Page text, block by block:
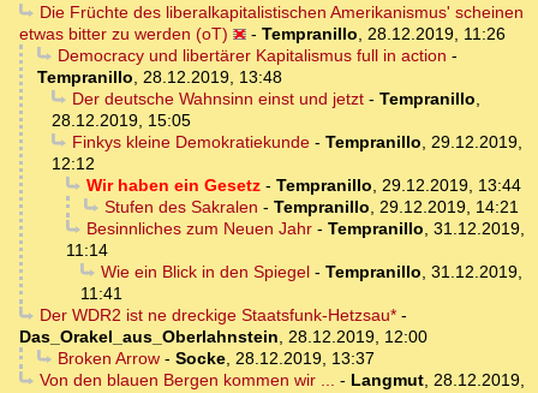
Die Früchte des liberalkapitalistischen Amerikanismus' scheinen
etwas bitter zu werden (oT)
- Tempranillo
28.12.2019, 11:26
Democracy und libertärer Kapitalismus full in action -
Tempranillo
28.12.2019, 13:48
Der deutsche Wahnsinn einst und jetzt- Tempranillo
28.12.2019, 15:05
Finkys kleine Demokratiekunde- Tempranillo
29.12.2019,
12:12
Wir haben ein Gesetz- Tempranillo
29.12.2019, 13:44
Stufen des Sakralen - Tempranillo
29.12.2019, 14:21
Besinnliches zum Neuen Jahr- Tempranillo 31.12.2019,
11:14
Wie ein Blick in den Spiegel- Tempranillo 31.12.2019,
11:41
Der WDR2 ist ne dreckige Staatsfunk-Hetzsau*-
Das_Orakel_aus_Oberlahnstein
28.12.2019, 12:00
Broken Arrow- Socke, 28.12.2019, 13:37
Von den blauen Bergen kommen wir ...
- Langmut, 28.12.2019,